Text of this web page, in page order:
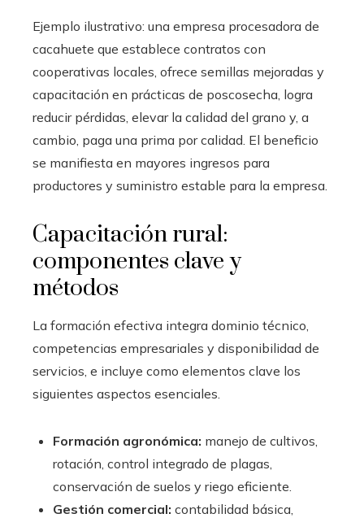
Ejemplo ilustrativo: una empresa procesadora de
cacahuete que establece contratos con
cooperativas locales, ofrece semillas mejoradas y
capacitación en prácticas de poscosecha, logra
reducir pérdidas, elevar la calidad del grano y, a
cambio, paga una prima por calidad. El beneficio
se manifiesta en mayores ingresos para
productores y suministro estable para la empresa.
Capacitación rural:
componentes clave y
métodos
La formación efectiva integra dominio técnico,
competencias empresariales y disponibilidad de
servicios, e incluye como elementos clave los
siguientes aspectos esenciales.
Formación agronómica: manejo de cultivos,
rotación, control integrado de plagas,
conservación de suelos y riego eficiente.
Gestión comercial: contabilidad básica,